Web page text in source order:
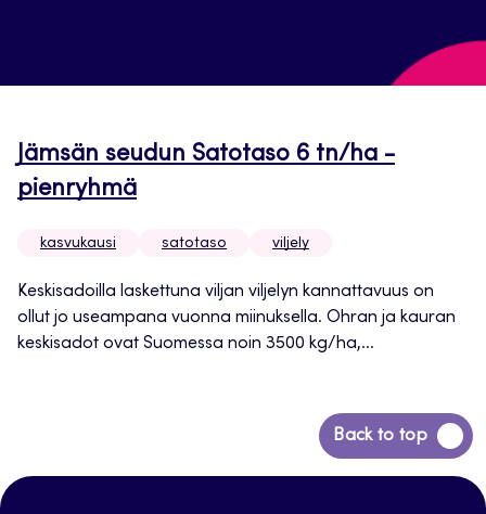
Jämsän seudun Satotaso 6 tn/ha -
pienryhmä
kasvukausi satotaso viljely
Keskisadoilla laskettuna viljan viljelyn kannattavuus on
ollut jo useampana vuonna miinuksella. Ohran ja kauran
keskisadot ovat Suomessa noin 3500 kg/ha,...
Back to top
Siirry
takaisin